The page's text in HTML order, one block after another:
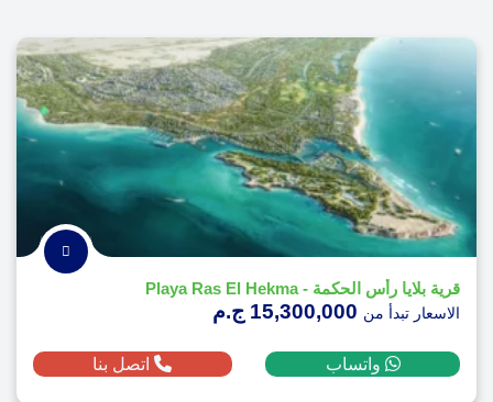
قرية بلايا رأس الحكمة - Playa Ras El Hekma
الاسعار تبدأ من
واتساب اتصل بنا